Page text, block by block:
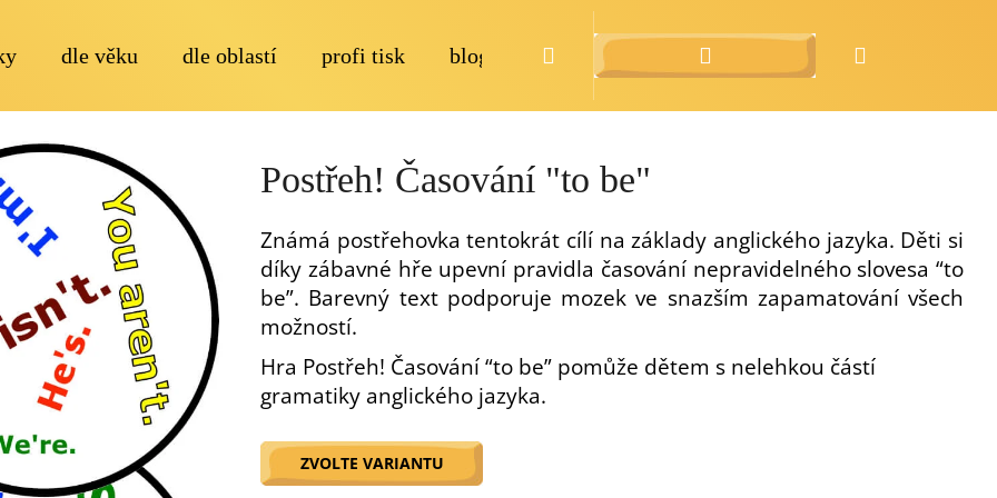
dle věku dle oblastí profi tisk blog o násHledat Přihlášení
Postřeh! Časování "to be"
Známá postřehovka tentokrát cílí na základy anglického jazyka. Děti si
díky zábavné hře upevní pravidla časování nepravidelného slovesa “to
be”. Barevný text podporuje mozek ve snazším zapamatování všech
možností.
Hra Postřeh! Časování “to be” pomůže dětem s nelehkou částí
gramatiky anglického jazyka.
ZVOLTE VARIANTU
Doporučujeme